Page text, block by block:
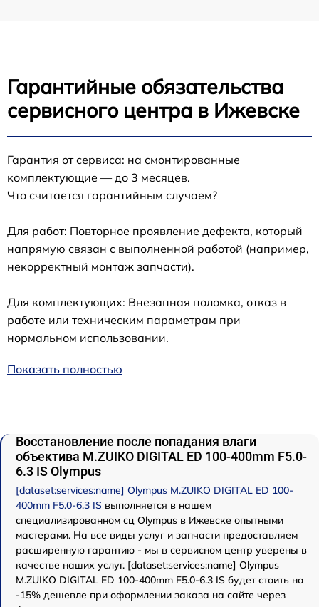
Гарантийные обязательства
сервисного центра в Ижевске
Гарантия от сервиса: на смонтированные
комплектующие — до 3 месяцев.
Что считается гарантийным случаем?
Для работ: Повторное проявление дефекта, который
напрямую связан с выполненной работой (например,
некорректный монтаж запчасти).
Для комплектующих: Внезапная поломка, отказ в
работе или техническим параметрам при
нормальном использовании.
Показать полностью
Восстановление после попадания влаги
объектива M.ZUIKO DIGITAL ED 100-400mm F5.0-
6.3 IS Olympus
[dataset:services:name] Olympus M.ZUIKO DIGITAL ED 100-
400mm F5.0-6.3 IS выполняется в нашем
специализированном сц Olympus в Ижевске опытными
мастерами. На все виды услуг и запчасти предоставляем
расширенную гарантию - мы в сервисном центр уверены в
качестве наших услуг. [dataset:services:name] Olympus
M.ZUIKO DIGITAL ED 100-400mm F5.0-6.3 IS будет стоить на
-15% дешевле при оформлении заказа на сайте через